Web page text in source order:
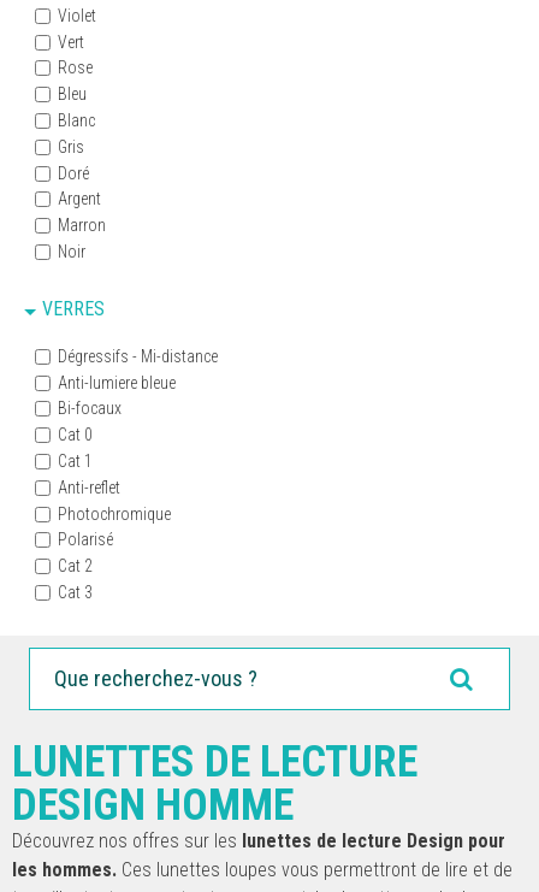
Violet
Vert
Rose
Bleu
Blanc
Gris
Doré
Argent
Marron
Noir
VERRES
Dégressifs - Mi-distance
Anti-lumiere bleue
Bi-focaux
Cat 0
Cat 1
Anti-reflet
Photochromique
Polarisé
Cat 2
Cat 3
LUNETTES DE LECTURE
DESIGN HOMME
Découvrez nos offres sur les lunettes de lecture Design pour
les hommes. Ces lunettes loupes vous permettront de lire et de